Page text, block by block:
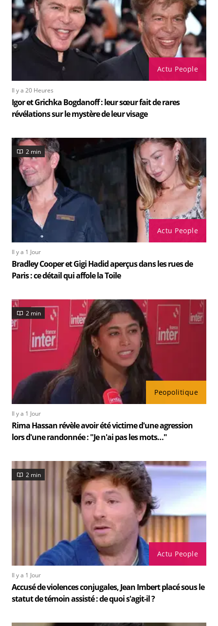
Actu People
Il y a 20 Heures
Igor et Grichka Bogdanoff : leur sœur fait de rares
révélations sur le mystère de leur visage
Actu People
2 min
Il y a 1 Jour
Bradley Cooper et Gigi Hadid aperçus dans les rues de
Paris : ce détail qui affole la Toile
Peopolitique
2 min
Il y a 1 Jour
Rima Hassan révèle avoir été victime d'une agression
lors d'une randonnée : "Je n'ai pas les mots…"
Actu People
2 min
Il y a 1 Jour
Accusé de violences conjugales, Jean Imbert placé sous le
statut de témoin assisté : de quoi s'agit-il ?